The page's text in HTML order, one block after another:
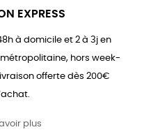
EXPRESS
à domicile et 2 à 3j en
hors week-
offerte dès 200€
plus